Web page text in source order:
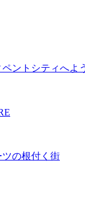
ントシティへよ
の根付く街